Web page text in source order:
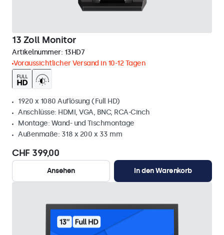
13 Zoll Monitor
Artikelnummer: 13HD7
Voraussichtlicher Versand in 10-12 Tagen
1920 x 1080 Auflösung (Full HD)
Anschlüsse: HDMI, VGA, BNC, RCA-Cinch
Montage: Wand- und Tischmontage
Außenmaße: 318 x 200 x 33 mm
CHF 399,00
Ansehen In den Warenkorb